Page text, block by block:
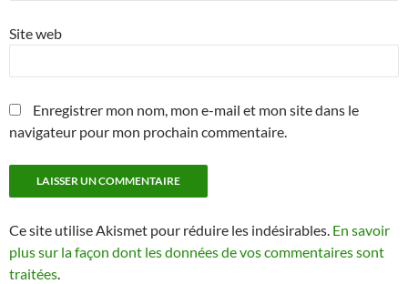
Site web
Enregistrer mon nom, mon e-mail et mon site dans le
navigateur pour mon prochain commentaire.
Ce site utilise Akismet pour réduire les indésirables. En savoir
plus sur la façon dont les données de vos commentaires sont
traitées.